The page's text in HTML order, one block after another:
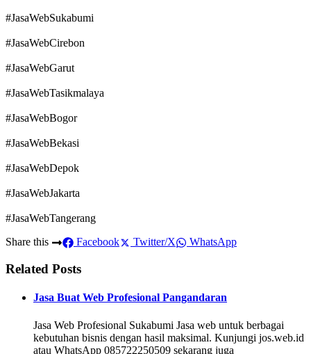
#JasaWebSukabumi
#JasaWebCirebon
#JasaWebGarut
#JasaWebTasikmalaya
#JasaWebBogor
#JasaWebBekasi
#JasaWebDepok
#JasaWebJakarta
#JasaWebTangerang
Share this
Facebook Twitter/X WhatsApp
Related Posts
Jasa Buat Web Profesional Pangandaran
Jasa Web Profesional Sukabumi Jasa web untuk berbagai
kebutuhan bisnis dengan hasil maksimal. Kunjungi jos.web.id
atau WhatsApp 085722250509 sekarang juga